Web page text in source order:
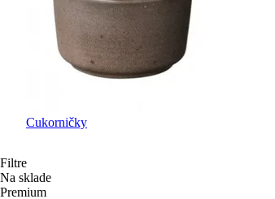
Cukorničky
Filtre
Na sklade
Premium